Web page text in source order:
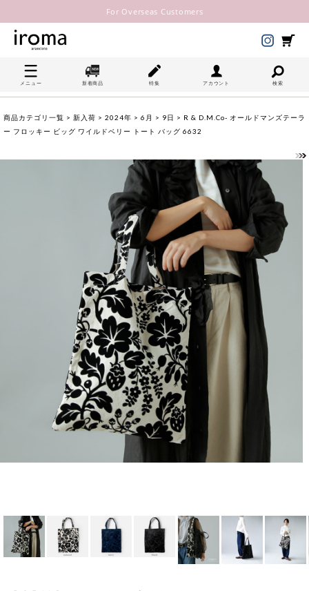
For Overseas Customers
メニュー 新着商品 特集 アカウント 検索
商品カテゴリ一覧 > 新入荷 > 2024年 > 6月 > 9日 > R & D.M.Co- オールドマンズテーラ
ー フロッキー ビッグ ワイルドベリー トート バッグ 6632